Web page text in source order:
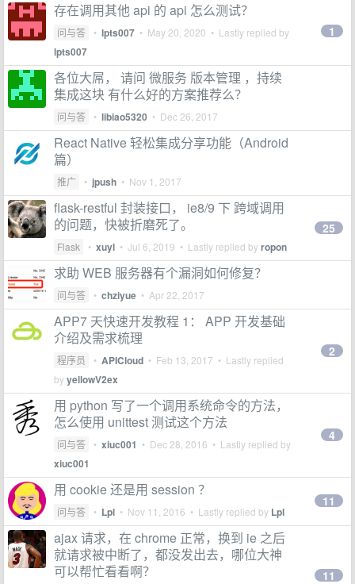
存在调用其他 api 的 api 怎么测试？
问与答 • lpts007 • May 20, 2020 • Lastly replied by
lpts007
1
各位大屌， 请问 微服务 版本管理 ，持续
集成这块 有什么好的方案推荐么？
问与答 • libiao5320 • Dec 26, 2017
React Native 轻松集成分享功能（Android
篇）
推广 • jpush • Nov 1, 2017
flask-restful 封装接口， ie8/9 下 跨域调用
的问题，快被折磨死了。
Flask • xuyl • Jul 6, 2019 • Lastly replied byropon
25
求助 WEB 服务器有个漏洞如何修复？
问与答 • chziyue • Apr 22, 2017
APP7 天快速开发教程 1： APP 开发基础
介绍及需求梳理
程序员 • APICloud • Feb 13, 2017 • Lastly replied
byyellowV2ex
2
用 python 写了一个调用系统命令的方法，
怎么使用 unittest 测试这个方法
问与答 • xiuc001 • Dec 28, 2016 • Lastly replied by
xiuc001
4
用 cookie 还是用 session ？
问与答 • Lpl • Nov 11, 2016 • Lastly replied by Lpl
11
ajax 请求，在 chrome 正常，换到 ie 之后
就请求被中断了，都没发出去，哪位大神
可以帮忙看看啊？
11